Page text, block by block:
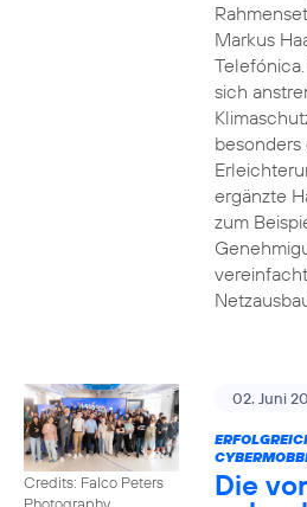
Markus
sich
besonders
ergänzte
zum
Credits: Falco Peters
Photography
02. Juni
Die